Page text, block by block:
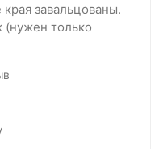
завальцованы.
(нужен только